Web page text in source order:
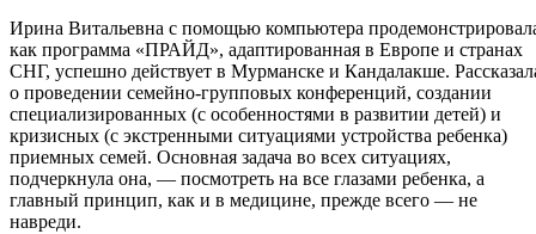
Ирина Витальевна с помощью компьютера
как программа «ПРАЙД», адаптированная в Европе и странах
СНГ, успешно действует в Мурманске и Кандалакше.
о проведении семейно-групповых конференций, создании
специализированных (с особенностями в развитии детей) и
кризисных (с экстренными ситуациями устройства ребенка)
приемных семей. Основная задача во всех ситуациях,
подчеркнула она, — посмотреть на все глазами ребенка, а
главный принцип, как и в медицине, прежде всего — не
навреди.